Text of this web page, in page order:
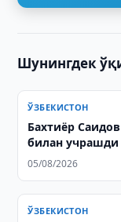
Шунингдек
ЎЗБЕКИСТОН
Бахтиёр
билан учрашди
05/08/2026
ЎЗБЕКИСТОН